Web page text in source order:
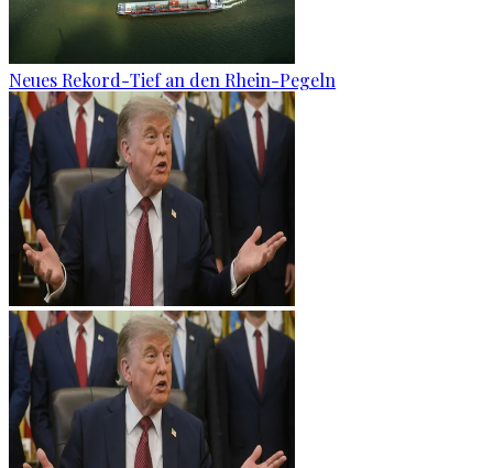
Neues Rekord-Tief an den Rhein-Pegeln